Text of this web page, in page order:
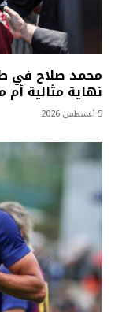
محمد صلاح في
نهاية مثالية أم
5 أغسطس 2026